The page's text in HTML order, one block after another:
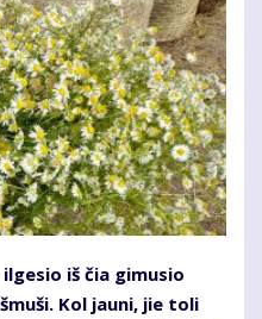
iš čia gi­mu­sio
Kol jau­ni, jie to­li